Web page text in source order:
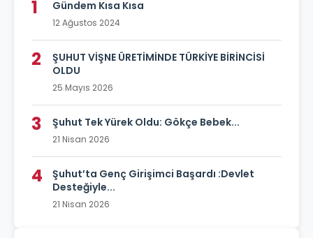
1 Gündem Kısa Kısa
12 Ağustos 2024
2
ŞUHUT VİŞNE ÜRETİMİNDE TÜRKİYE BİRİNCİSİ
OLDU
25 Mayıs 2026
3 Şuhut Tek Yürek Oldu: Gökçe Bebek...
21 Nisan 2026
4
Şuhut’ta Genç Girişimci Başardı :Devlet
Desteğiyle...
21 Nisan 2026